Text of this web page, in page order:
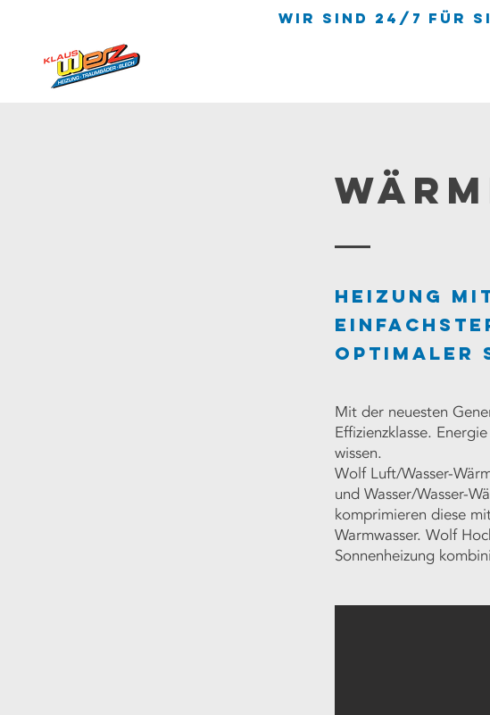
wir sind 24/7 für sie
Heizung
optimaler
Mit der neuesten
Effizienzklasse.
wissen.
Wolf Luft/Wasser-
und Wasser/Wasser-
komprimieren diese
Warmwasser. Wolf
Sonnenheizung